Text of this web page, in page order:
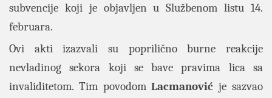
subvencije koji je objavljen u Službenom listu 14.
februara.
Ovi akti izazvali su poprilično burne reakcije
nevladinog sekora koji se bave pravima lica sa
invaliditetom. Tim povodomLacmanović je sazvao